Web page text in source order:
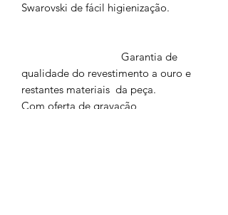
Swarovski de fácil higienização.
Garantia de
qualidade do revestimento a ouro e
restantes materiais da peça.
Com oferta de gravação